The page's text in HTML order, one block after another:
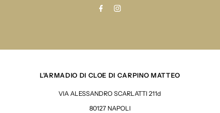
L'ARMADIO DI CLOE DI CARPINO MATTEO
VIA ALESSANDRO SCARLATTI 211d
80127 NAPOLI